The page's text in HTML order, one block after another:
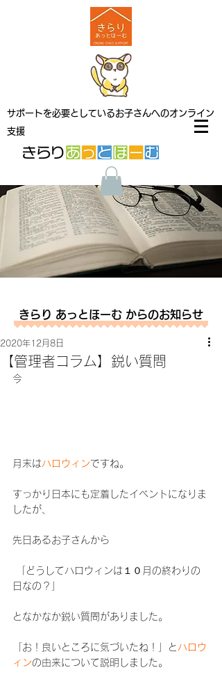
サポートを必要としているお子さんへのオンライン
支援
きらり あっとほーむ からのお知らせ
【管理者コラム】鋭い質問
2020年12月8日
今
月末はハロウィンですね。
すっかり日本にも定着したイベントになりま
したが、
先日あるお子さんから
日なの？」
となかなか鋭い質問がありました。
「お！良いところに気づいたね！」と ハロウ
ィンの由来について説明しました。